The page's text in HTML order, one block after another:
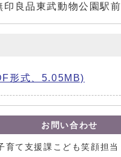
印良品東武動物公園駅前
形式、5.05MB)
お問い合わせ
育て支援課こども笑顔担当